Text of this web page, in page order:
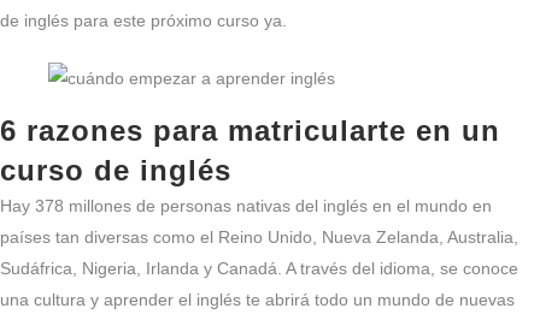
de inglés para este próximo curso ya.
6 razones para matricularte en un
curso de inglés
Hay 378 millones de personas nativas del inglés en el mundo en
países tan diversas como el Reino Unido, Nueva Zelanda, Australia,
Sudáfrica, Nigeria, Irlanda y Canadá. A través del idioma, se conoce
una cultura y aprender el inglés te abrirá todo un mundo de nuevas